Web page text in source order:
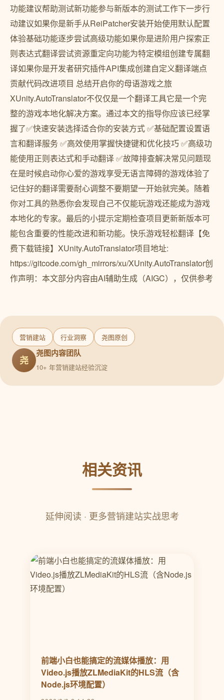
功能建议帮助测试新功能参与新版本的测试工作下一步行
动建议如果你是新手从ReiPatcher安装开始使用默认配置
体验基础功能逐步尝试高级功能如果你是进阶用户探索正
则表达式翻译尝试资源重定向功能为特定模组创建专属翻
译如果你是开发者研究插件API集成创建自定义翻译端点
贡献代码改进项目 总结开启你的母语游戏之旅
XUnity.AutoTranslator不仅仅是一个翻译工具它是一个完
整的游戏本地化解决方案。通过本文的指导你应该已经掌
握了✅快速安装选择适合你的安装方式 ✅基础配置设置语
言和翻译服务 ✅高效使用掌握快捷键和优化技巧 ✅高级功
能使用正则表达式和手动翻译 ✅故障排查解决常见问题现
在是时候启动你心爱的游戏享受无语言障碍的游戏体验了
记住好的翻译需要耐心调整不要期望一开始就完美。随着
你对工具的熟悉你会发现自己不仅能玩游戏还能成为游戏
本地化的专家。最后的小提示定期检查项目更新新版本可
能包含重要的性能改进和新功能。快乐游戏轻松翻译【免
费下载链接】XUnity.AutoTranslator项目地址:
https://gitcode.com/gh_mirrors/xu/XUnity.AutoTranslator创
作声明：本文部分内容由AI辅助生成（AIGC），仅供参考
营销建站 行业洞察 尧图原创
尧
尧图内容团队
10+ 年营销建站经验沉淀
相关资讯
延伸阅读 · 更多营销建站实战思考
前端小白也能搞定的流媒体播放：用
Video.js播放ZLMediaKit的HLS流（含
Node.js环境配置）